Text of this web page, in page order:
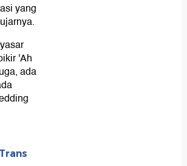
yang
'Ah
ada